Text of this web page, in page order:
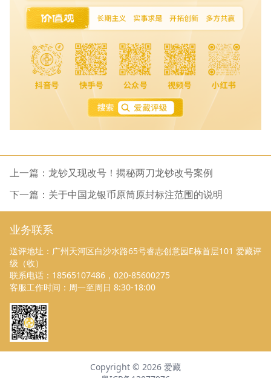
上一篇：龙钞又现改号！揭秘两刀龙钞改号案例
下一篇：关于中国龙银币原筒原封标注范围的说明
业务联系
送评地址：广州天河区白沙水路65号睿志创意园E栋首层101 爱藏评
级（收）
联系电话：18565107486，020-85600275
客服工作时间：周一至周日 8:30-18:00
Copyright © 2026 爱藏